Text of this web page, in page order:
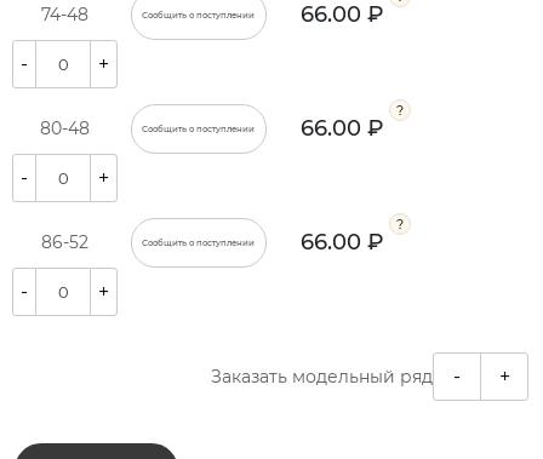
74-48 Сообщить о поступлении 66.00 ₽
- +
80-48 Сообщить о поступлении 66.00 ₽
- +
86-52 Сообщить о поступлении 66.00 ₽
- +
Заказать модельный ряд - +